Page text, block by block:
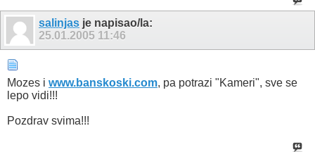
salinjas je napisao/la:
25.01.2005 11:46
Mozes i www.banskoski.com, pa potrazi "Kameri", sve se
lepo vidi!!!
Pozdrav svima!!!